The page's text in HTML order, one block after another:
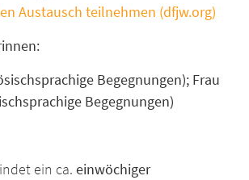
Austausch teilnehmen (dfjw.org)
Begegnungen); Frau
Begegnungen)
ein ca. einwöchiger